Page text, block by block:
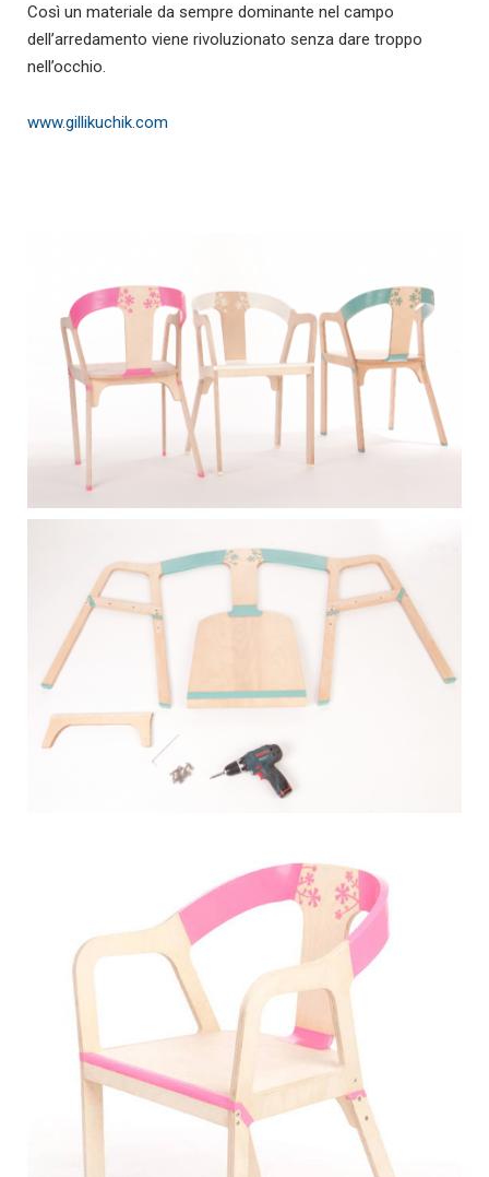
Così un materiale da sempre dominante nel campo
dell’arredamento viene rivoluzionato senza dare troppo
nell’occhio.
www.gillikuchik.com